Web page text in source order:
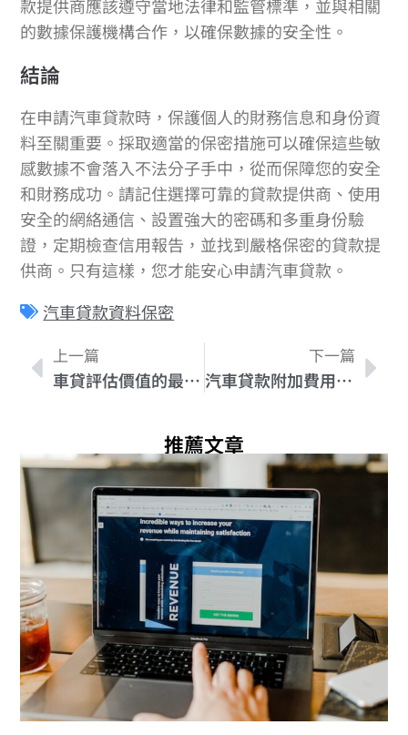
款提供商應該遵守當地法律和監管標準，並與相關
的數據保護機構合作，以確保數據的安全性。
結論
在申請汽車貸款時，保護個人的財務信息和身份資
料至關重要。採取適當的保密措施可以確保這些敏
感數據不會落入不法分子手中，從而保障您的安全
和財務成功。請記住選擇可靠的貸款提供商、使用
安全的網絡通信、設置強大的密碼和多重身份驗
證，定期檢查信用報告，並找到嚴格保密的貸款提
供商。只有這樣，您才能安心申請汽車貸款。
汽車貸款資料保密
上一篇
車貸評估價值的最新趨勢與市場分析
下一篇
汽車貸款附加費用揭密：八個需要注意的重要事項
推薦文章